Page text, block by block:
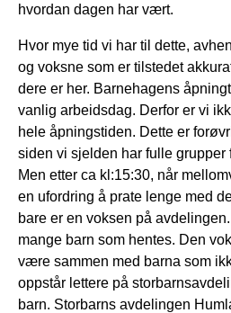
hvordan dagen har vært.
Hvor mye tid vi har til dette,
og voksne som er tilstedet
dere er her. Barnehagens
vanlig arbeidsdag. Derfor er vi
hele åpningstiden. Dette er
siden vi sjelden har fulle grupper
Men etter ca kl:15:30, når
en ufordring å prate lenge med
bare er en voksen på
mange barn som hentes. Den
være sammen med barna som
oppstår lettere på
barn. Storbarns avdelingen